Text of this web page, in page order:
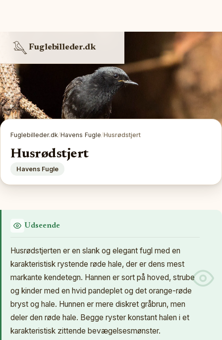
Fuglebilleder.dk
Fuglebilleder.dk/Havens Fugle/Husrødstjert
Husrødstjert
Havens Fugle
Udseende
Husrødstjerten er en slank og elegant fugl med en
karakteristisk rystende røde hale, der er dens mest
markante kendetegn. Hannen er sort på hoved, strube
og kinder med en hvid pandeplet og det orange-røde
bryst og hale. Hunnen er mere diskret gråbrun, men
deler den røde hale. Begge ryster konstant halen i et
karakteristisk zittende bevægelsesmønster.